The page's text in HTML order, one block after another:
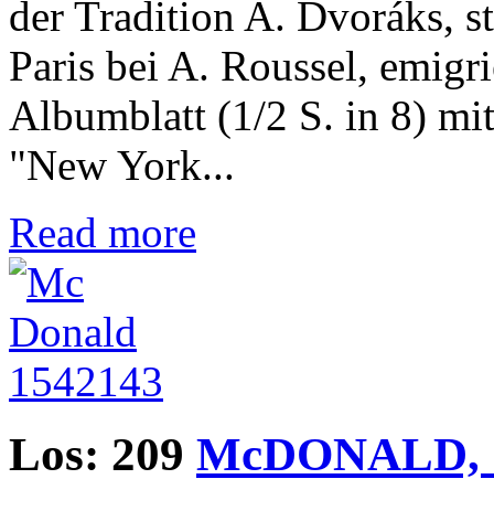
der Tradition A. Dvoráks,
Paris bei A. Roussel,
Albumblatt (1/2 S. in 8)
"New York...
Read more
Los: 209 McDONALD,